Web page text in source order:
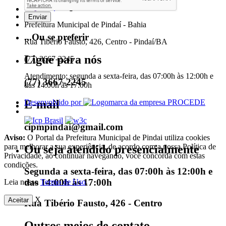
...Ou se preferir
Ligue para nós
(77) 3667-2245
E-mail
cipmpindai@gmail.com
Ou seja atendido presencialmente
Segunda a sexta-feira, das 07:00h às 12:00h e
das 14:00h às 17:00h
Rua Tibério Fausto, 426 - Centro
Prefeitura Municipal de Pindaí - Bahia
Rua Tibério Fausto, 426, Centro - Pindaí/BA
(77) 3667-2245
Atendimento: segunda a sexta-feira, das 07:00h às 12:00h e
das 14:00h às 17:00h
Desenvolvido por
Aviso: O Portal da Prefeitura Municipal de Pindai utiliza cookies
para melhorar a sua experiência, de acordo com a nossa Política de
Privacidade, ao continuar navegando, você concorda com estas
condições.
Leia nosso Termo de Uso.
Aceitar X